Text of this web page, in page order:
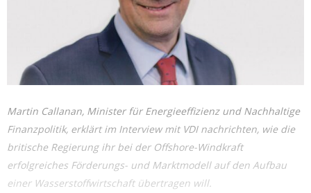
Martin Callanan, Minister für Energieeffizienz und Nachhaltige
Finanzpolitik, erklärt im Interview mit VDI nachrichten, wie die
britische Regierung ihr bei der Offshore-Windkraft
erfolgreiches Förderungs- und Marktmodell auf den Aufbau
einer Wasserstoffwirtschaft übertragen will.